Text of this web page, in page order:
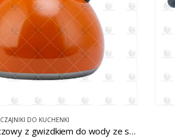
CZAJNIKI DO KUCHENKI
Czajnik pomarańczowy z gwizdkiem do wody ze stali nierdzewnej CW-T030-A